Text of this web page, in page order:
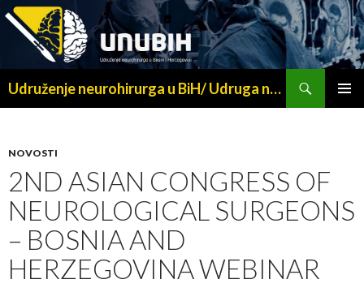
Udruženje neurohirurga u BiH/ Udruga neurokirurga u BiH/ Удружење неурохирурга у БИХ/The association of neurosurgeons in BiH
NOVOSTI
2ND ASIAN CONGRESS OF
NEUROLOGICAL SURGEONS
– BOSNIA AND
HERZEGOVINA WEBINAR